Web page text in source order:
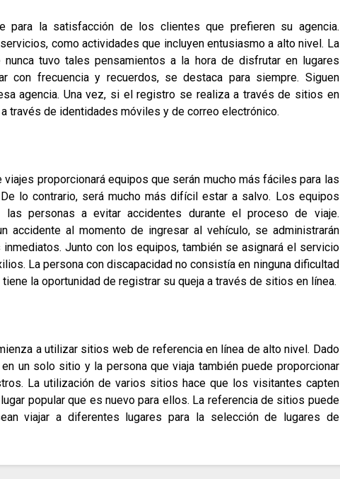
para la satisfacción de los clientes que prefieren su agencia.
como actividades que incluyen entusiasmo a alto nivel. La
tuvo tales pensamientos a la hora de disfrutar en lugares
con frecuencia y recuerdos, se destaca para siempre. Siguen
agencia. Una vez, si el registro se realiza a través de sitios en
través de identidades móviles y de correo electrónico.
viajes proporcionará equipos que serán mucho más fáciles para las
De lo contrario, será mucho más difícil estar a salvo. Los equipos
las personas a evitar accidentes durante el proceso de viaje.
accidente al momento de ingresar al vehículo, se administrarán
Junto con los equipos, también se asignará el servicio
La persona con discapacidad no consistía en ninguna dificultad
tiene la oportunidad de registrar su queja a través de sitios en línea.
a utilizar sitios web de referencia en línea de alto nivel. Dado
un solo sitio y la persona que viaja también puede proporcionar
La utilización de varios sitios hace que los visitantes capten
popular que es nuevo para ellos. La referencia de sitios puede
viajar a diferentes lugares para la selección de lugares de